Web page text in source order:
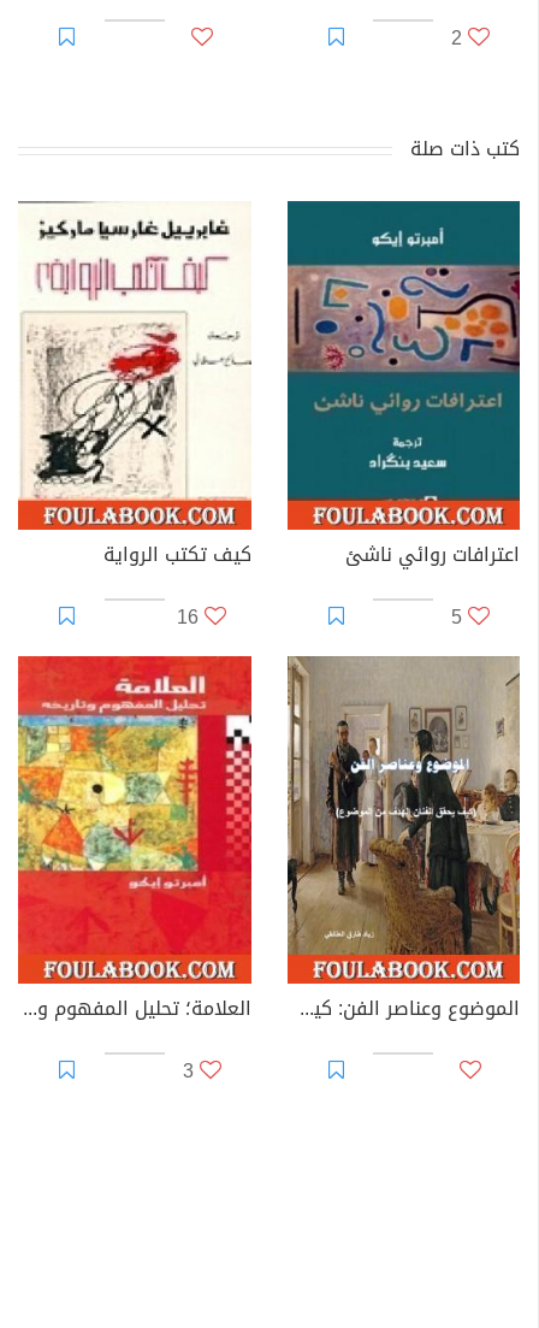
2
كتب ذات صلة
اعترافات روائي ناشئ
5
كيف تكتب الرواية
16
الموضوع وعناصر الفن: كيف يحقق الفنان الهدف من الموضوع؟
العلامة؛ تحليل المفهوم وتاريخه
3